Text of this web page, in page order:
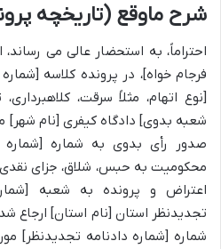
شرح ماوقع (تاریخچه
احتراماً، به استحضار عالی می
فرجام خواه]، در پرونده کلاسه
[نوع اتهام، مثلاً سرقت،
شعبه بدوی] دادگاه کیفری [نام شهر]
صدور رأی بدوی به شماره [شماره
محکومیت به حبس، شلاق، جزای
اعتراض و پرونده به شعبه
تجدیدنظر استان [نام استان] ارجاع
شماره [شماره دادنامه تجدیدنظر]